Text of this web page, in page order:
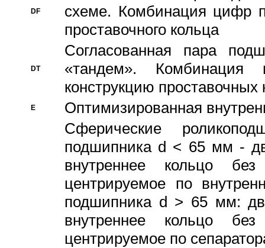
DF
схеме. Комбинация цифр
проставочного кольца
DT
Согласованная пара
«тандем».
конструкцию проставочных
E
Оптимизированная
Сферические
подшипника d < 65 мм -
внутреннее кольцо
центрируемое по
подшипника d > 65 мм:
внутреннее кольцо
центрируемое по